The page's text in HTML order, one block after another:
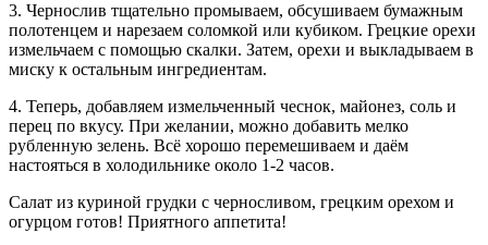
3. Чернослив тщательно промываем, обсушиваем бумажным
полотенцем и нарезаем соломкой или кубиком. Грецкие орехи
измельчаем с помощью скалки. Затем, орехи и выкладываем в
миску к остальным ингредиентам.
4. Теперь, добавляем измельченный чеснок, майонез, соль и
перец по вкусу. При желании, можно добавить мелко
рубленную зелень. Всё хорошо перемешиваем и даём
настояться в холодильнике около 1-2 часов.
Салат из куриной грудки с черносливом, грецким орехом и
огурцом готов! Приятного аппетита!